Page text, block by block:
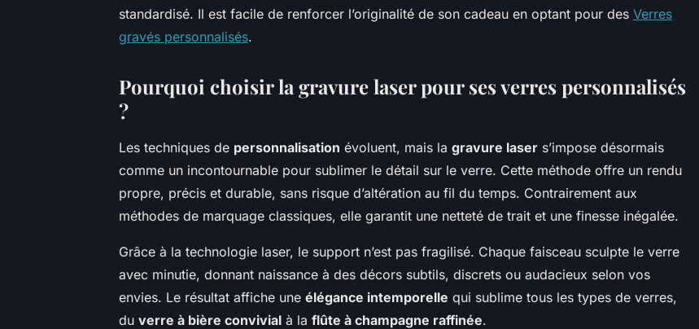
standardisé. Il est facile de renforcer l’originalité de son cadeau en optant pour des Verres
gravés personnalisés.
Pourquoi choisir la gravure laser pour ses verres personnalisés
?
Les techniques de personnalisation évoluent, mais la gravure laser s’impose désormais
comme un incontournable pour sublimer le détail sur le verre. Cette méthode offre un rendu
propre, précis et durable, sans risque d’altération au fil du temps. Contrairement aux
méthodes de marquage classiques, elle garantit une netteté de trait et une finesse inégalée.
Grâce à la technologie laser, le support n’est pas fragilisé. Chaque faisceau sculpte le verre
avec minutie, donnant naissance à des décors subtils, discrets ou audacieux selon vos
envies. Le résultat affiche une élégance intemporelle qui sublime tous les types de verres,
du verre à bière convivial à la flûte à champagne raffinée.